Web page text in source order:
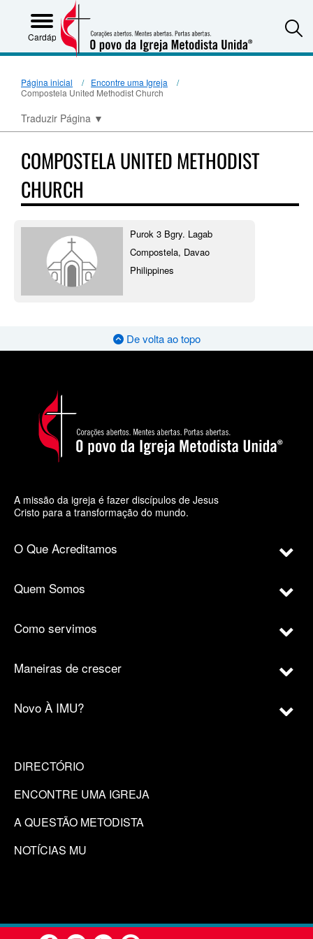
Cardápio
Página inicial
Encontre uma Igreja
Compostela United Methodist Church
Traduzir Página ▼
COMPOSTELA UNITED METHODIST
CHURCH
Purok 3 Bgry. Lagab
Compostela, Davao
Philippines
De volta ao topo
A missão da igreja é fazer discípulos de Jesus
Cristo para a transformação do mundo.
O Que Acreditamos
Quem Somos
Como servimos
Maneiras de crescer
Novo À IMU?
DIRECTÓRIO
ENCONTRE UMA IGREJA
A QUESTÃO METODISTA
NOTÍCIAS MU